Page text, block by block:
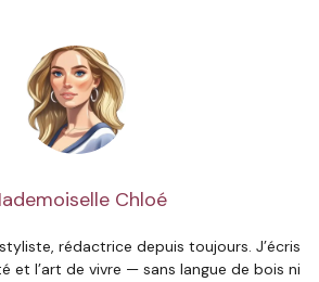
Chloé
rédactrice depuis toujours. J’écris
et l’art de vivre — sans langue de bois ni